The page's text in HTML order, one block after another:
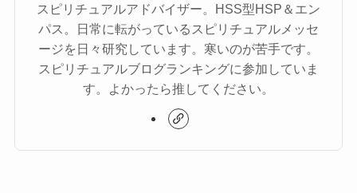
スピリチュアルアドバイザー。HSS型HSP＆エン
パス。日常に転がっているスピリチュアルメッセ
ージを日々研究しています。寒いのが苦手です。
スピリチュアルブログランキングに参加していま
す。よかったら推してください。